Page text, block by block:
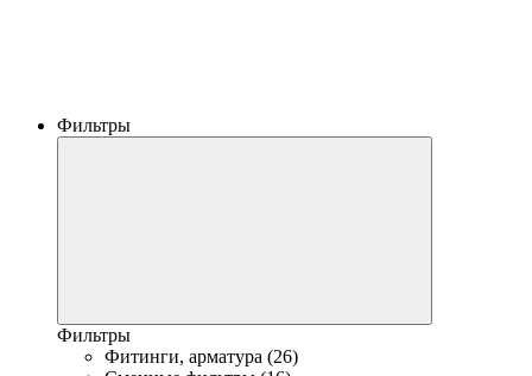
Фильтры
Фильтры
Фитинги, арматура (26)